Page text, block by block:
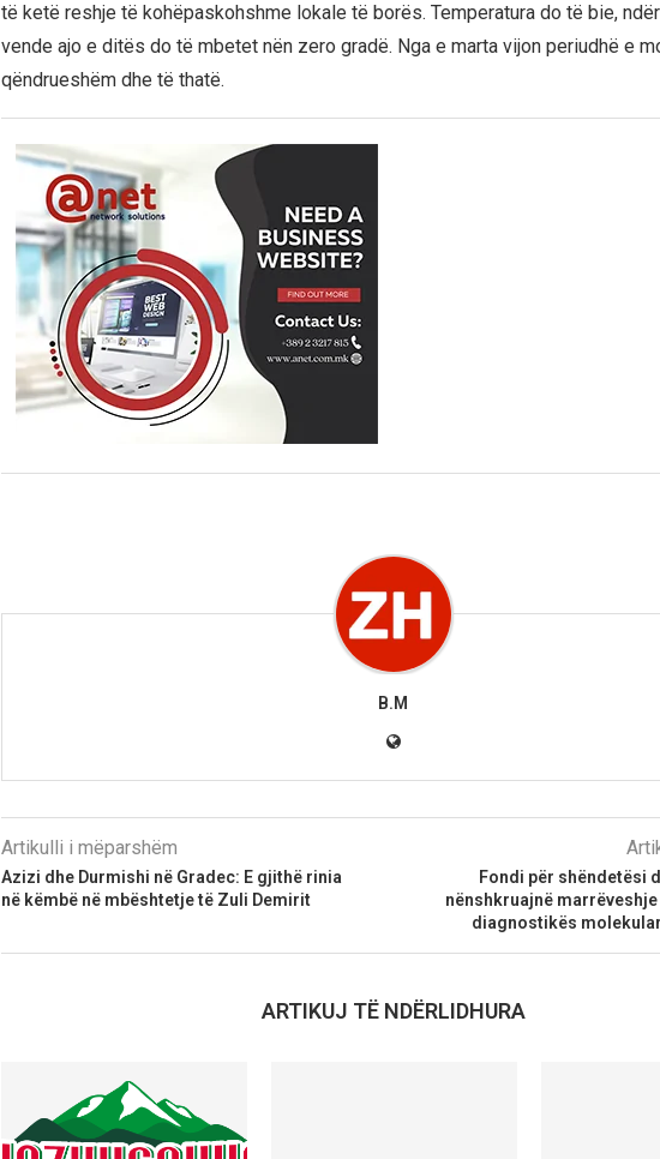
të ketë reshje të kohëpaskohshme lokale të borës. Temperatura do të bie,
vende ajo e ditës do të mbetet nën zero gradë. Nga e marta vijon periudhë e
qëndrueshëm dhe të thatë.
B.M
Artikulli i mëparshëm
Azizi dhe Durmishi në Gradec: E gjithë rinia
në këmbë në mbështetje të Zuli Demirit
Fondi për shëndetësi
nënshkruajnë
diagnostikës
ARTIKUJ TË NDËRLIDHURA